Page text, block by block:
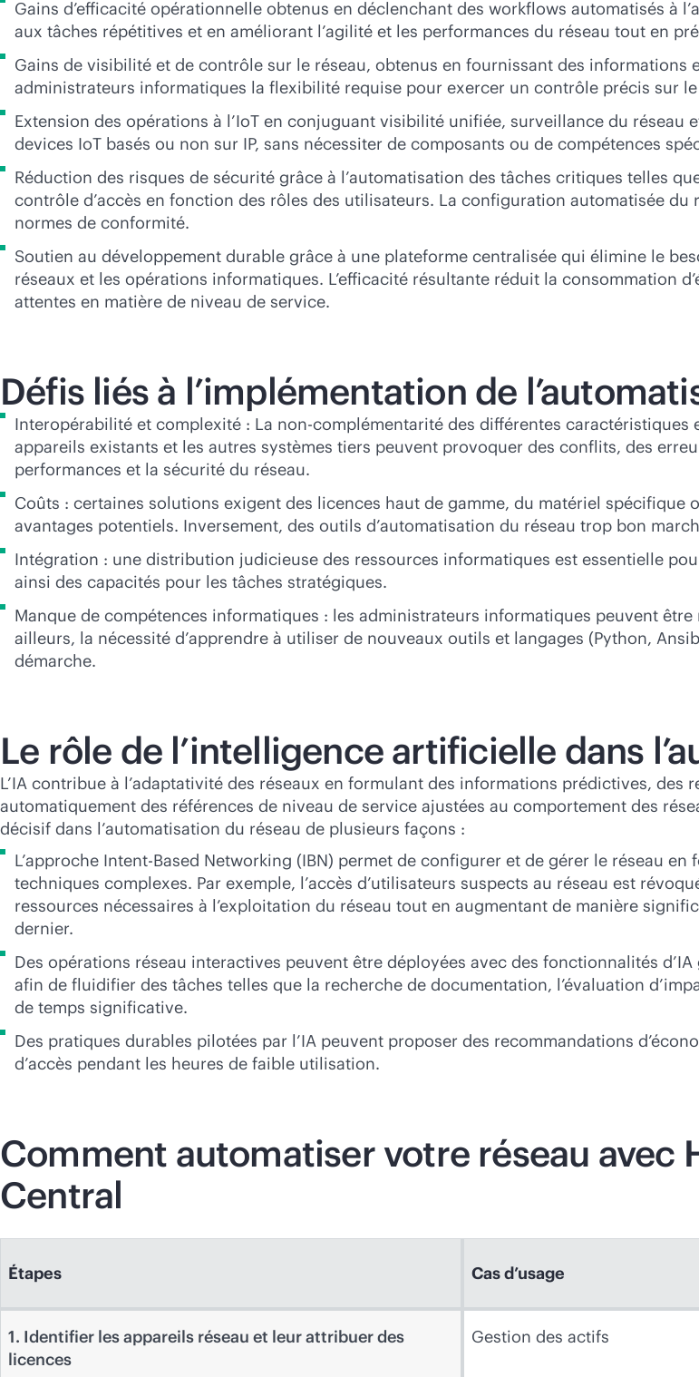
Gains d’efficacité opérationnelle obtenus en déclenchant des workflows automatisés à
aux tâches répétitives et en améliorant l’agilité et les performances du réseau tout en
Gains de visibilité et de contrôle sur le réseau, obtenus en fournissant des
administrateurs informatiques la flexibilité requise pour exercer un contrôle précis sur
Extension des opérations à l’IoT en conjuguant visibilité unifiée, surveillance du réseau
devices IoT basés ou non sur IP, sans nécessiter de composants ou de compétences
Réduction des risques de sécurité grâce à l’automatisation des tâches critiques telles
contrôle d’accès en fonction des rôles des utilisateurs. La configuration automatisée
normes de conformité.
Soutien au développement durable grâce à une plateforme centralisée qui élimine le
réseaux et les opérations informatiques. L’efficacité résultante réduit la consommation
attentes en matière de niveau de service.
Défis liés à l’implémentation de
Interopérabilité et complexité : La non-complémentarité des différentes
appareils existants et les autres systèmes tiers peuvent provoquer des conflits, des
performances et la sécurité du réseau.
Coûts : certaines solutions exigent des licences haut de gamme, du matériel spécifique
avantages potentiels. Inversement, des outils d’automatisation du réseau trop bon
Intégration : une distribution judicieuse des ressources informatiques est essentielle
ainsi des capacités pour les tâches stratégiques.
Manque de compétences informatiques : les administrateurs informatiques peuvent
ailleurs, la nécessité d’apprendre à utiliser de nouveaux outils et langages (Python,
démarche.
Le rôle de l’intelligence artificielle dans
L’IA contribue à l’adaptativité des réseaux en formulant des informations prédictives,
automatiquement des références de niveau de service ajustées au comportement des
décisif dans l’automatisation du réseau de plusieurs façons :
L’approche Intent-Based Networking (IBN) permet de configurer et de gérer le réseau
techniques complexes. Par exemple, l’accès d’utilisateurs suspects au réseau est
ressources nécessaires à l’exploitation du réseau tout en augmentant de manière
dernier.
Des opérations réseau interactives peuvent être déployées avec des fonctionnalités
afin de fluidifier des tâches telles que la recherche de documentation, l’évaluation
de temps significative.
Des pratiques durables pilotées par l’IA peuvent proposer des recommandations
d’accès pendant les heures de faible utilisation.
Comment automatiser votre réseau avec
Central
Étapes Cas d’usage
1. Identifier les appareils réseau et leur attribuer des
licences
Gestion des actifs